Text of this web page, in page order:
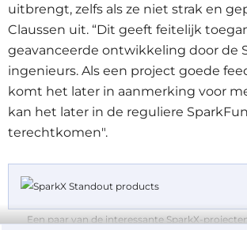
uitbrengt, zelfs als ze niet strak en
Claussen uit. “Dit geeft feitelijk
geavanceerde ontwikkeling door de
ingenieurs. Als een project goede
komt het later in aanmerking voor
kan het later in de reguliere
terechtkomen".
Een paar van de interessante SparkX-